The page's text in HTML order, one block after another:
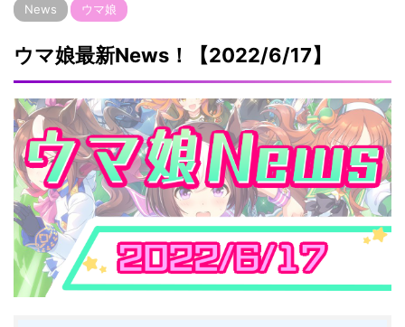
News ウマ娘
ウマ娘最新News！【2022/6/17】